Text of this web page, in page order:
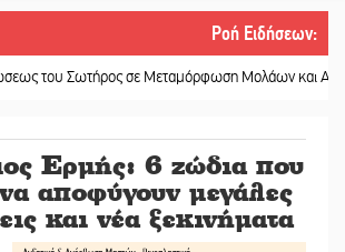
Ροή Ειδήσεων:
σε Μεταμόρφωση Μολάων και Ανθοχώρι ||
Ερμής: 6 ζώδια που
αποφύγουν μεγάλες
και νέα ξεκινήματα